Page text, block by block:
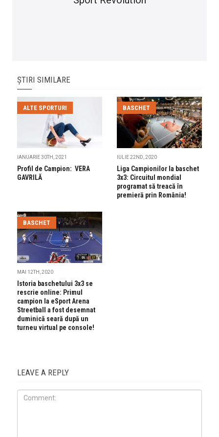
ȘTIRI SIMILARE
ALTE SPORTURI
IANUARIE 30TH, 2021
Profil de Campion: VERA
GAVRILĂ
BASCHET
IULIE 22ND, 2020
Liga Campionilor la baschet
3x3: Circuitul mondial
programat să treacă în
premieră prin România!
BASCHET
MAI 12TH, 2020
Istoria baschetului 3x3 se
rescrie online: Primul
campion la eSport Arena
Streetball a fost desemnat
duminică seară după un
turneu virtual pe console!
LEAVE A REPLY